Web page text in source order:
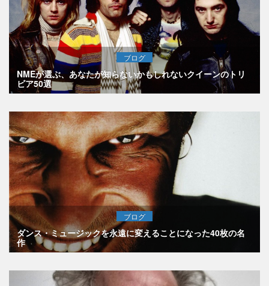
ブログ
NMEが選ぶ、あなたが知らないかもしれないクイーンのトリ
ビア50選
ブログ
ダンス・ミュージックを永遠に変えることになった40枚の名
作